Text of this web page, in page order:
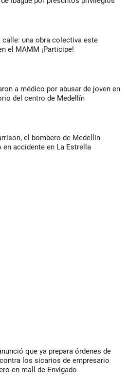
calle: una obra colectiva este
el MAMM ¡Participe!
a médico por abusar de joven en
del centro de Medellín
el bombero de Medellín
en accidente en La Estrella
que ya prepara órdenes de
los sicarios de empresario
en mall de Envigado